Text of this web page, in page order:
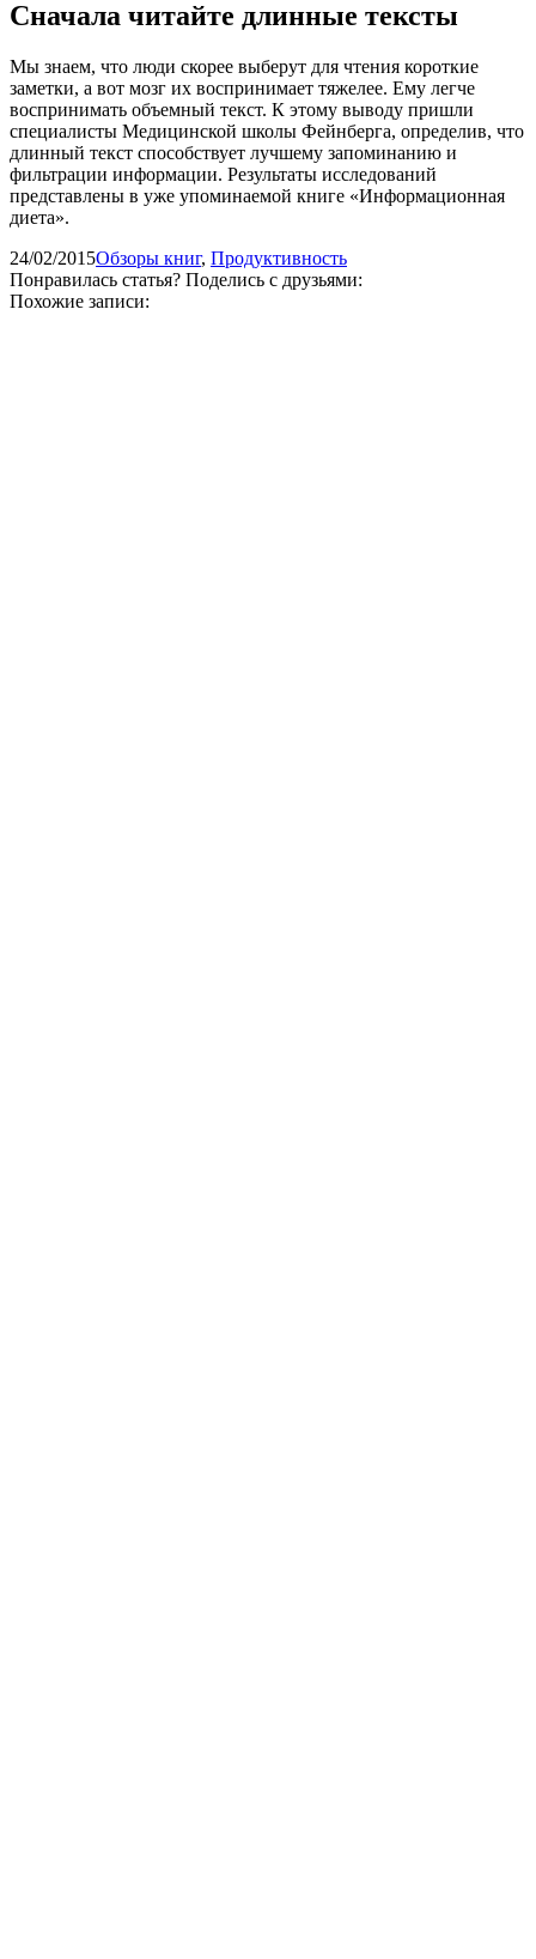
Сначала читайте длинные тексты
Мы знаем, что люди скорее выберут для чтения короткие
заметки, а вот мозг их воспринимает тяжелее. Ему легче
воспринимать объемный текст. К этому выводу пришли
специалисты Медицинской школы Фейнберга, определив, что
длинный текст способствует лучшему запоминанию и
фильтрации информации. Результаты исследований
представлены в уже упоминаемой книге «Информационная
диета».
24/02/2015Обзоры книг, Продуктивность
Понравилась статья? Поделись с друзьями:
Похожие записи: